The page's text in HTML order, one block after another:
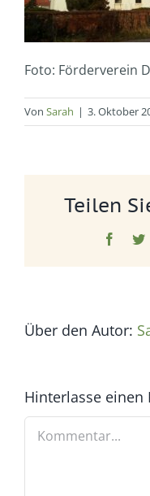
Foto: Förderverein
Von Sarah | 3. Oktober
Teilen
Über den Autor:
Hinterlasse einen
Kommentar